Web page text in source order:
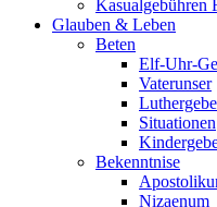
Kasualgebühren
Glauben & Leben
Beten
Elf-Uhr-
Vaterunser
Situationen
Bekenntnise
Nizaenum